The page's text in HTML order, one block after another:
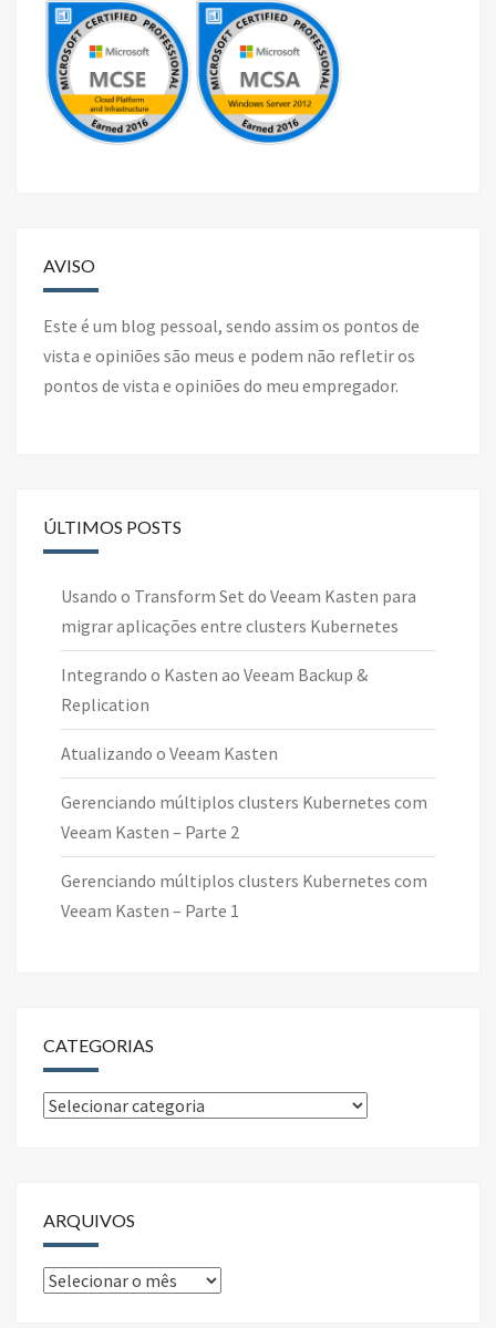
AVISO
Este é um blog pessoal, sendo assim os pontos de
vista e opiniões são meus e podem não refletir os
pontos de vista e opiniões do meu empregador.
ÚLTIMOS POSTS
Usando o Transform Set do Veeam Kasten para
migrar aplicações entre clusters Kubernetes
Integrando o Kasten ao Veeam Backup &
Replication
Atualizando o Veeam Kasten
Gerenciando múltiplos clusters Kubernetes com
Veeam Kasten – Parte 2
Gerenciando múltiplos clusters Kubernetes com
Veeam Kasten – Parte 1
CATEGORIAS
Categorias
ARQUIVOS
Arquivos